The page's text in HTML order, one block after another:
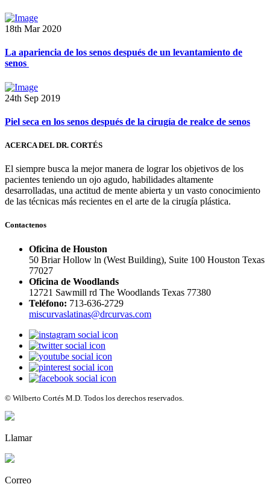
18th Mar 2020
La apariencia de los senos después de un levantamiento de
senos
24th Sep 2019
Piel seca en los senos después de la cirugía de realce de senos
ACERCA DEL DR. CORTÉS
El siempre busca la mejor manera de lograr los objetivos de los
pacientes teniendo un ojo agudo, habilidades altamente
desarrolladas, una actitud de mente abierta y un vasto conocimiento
de las técnicas más recientes en el arte de la cirugía plástica.
Contactenos
Oficina de Houston
50 Briar Hollow ln (West Building), Suite 100 Houston Texas
77027
Oficina de Woodlands
12721 Sawmill rd The Woodlands Texas 77380
Teléfono: 713-636-2729
miscurvaslatinas@drcurvas.com
© Wilberto Cortés M.D. Todos los derechos reservados.
Llamar
Correo